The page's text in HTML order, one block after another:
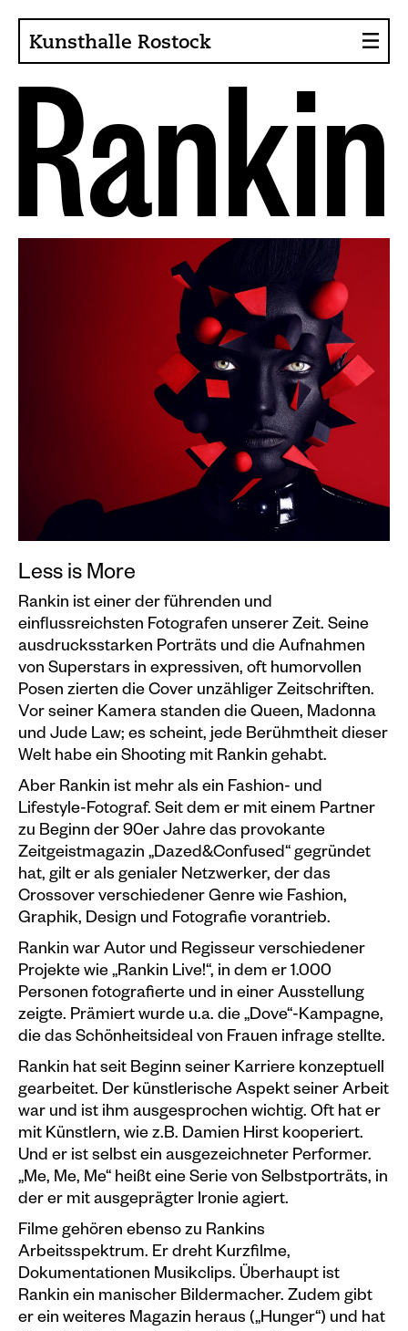
Kunsthalle Rostock
About the Art Hall
Collection
Contact persons
Sponsors, Projects
Events calendar
Visit
Programm
Kunstvermittlung &
Museumspädagogik
Exhibitions
Current
Preview
Archive
Shop
Kataloge
Plakate
Sondereditionen
Editionen
Merchandise
Rankin
Less is More
Rankin ist einer der führenden und
einflussreichsten Fotografen unserer Zeit. Seine
ausdrucksstarken Porträts und die Aufnahmen
von Superstars in expressiven, oft humorvollen
Posen zierten die Cover unzähliger Zeitschriften.
Vor seiner Kamera standen die Queen, Madonna
und Jude Law; es scheint, jede Berühmtheit dieser
Welt habe ein Shooting mit Rankin gehabt.
Aber Rankin ist mehr als ein Fashion- und
Lifestyle-Fotograf. Seit dem er mit einem Partner
zu Beginn der 90er Jahre das provokante
Zeitgeistmagazin „Dazed&Confused“ gegründet
hat, gilt er als genialer Netzwerker, der das
Crossover verschiedener Genre wie Fashion,
Graphik, Design und Fotografie vorantrieb.
Rankin war Autor und Regisseur verschiedener
Projekte wie „Rankin Live!“, in dem er 1.000
Personen fotografierte und in einer Ausstellung
zeigte. Prämiert wurde u.a. die „Dove“-Kampagne,
die das Schönheitsideal von Frauen infrage stellte.
Rankin hat seit Beginn seiner Karriere konzeptuell
gearbeitet. Der künstlerische Aspekt seiner Arbeit
war und ist ihm ausgesprochen wichtig. Oft hat er
mit Künstlern, wie z.B. Damien Hirst kooperiert.
Und er ist selbst ein ausgezeichneter Performer.
„Me, Me, Me“ heißt eine Serie von Selbstporträts, in
der er mit ausgeprägter Ironie agiert.
Filme gehören ebenso zu Rankins
Arbeitsspektrum. Er dreht Kurzfilme,
Dokumentationen Musikclips. Überhaupt ist
Rankin ein manischer Bildermacher. Zudem gibt
er ein weiteres Magazin heraus („Hunger“) und hat